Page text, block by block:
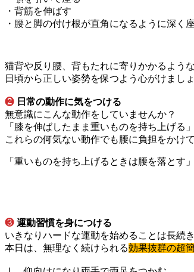
・背筋を伸ばす
・腰と脚の付け根が直角になるように深く
猫背や反り腰、背もたれに寄りかかるよう
日頃から正しい姿勢を保つよう心がけましょ
❷ 日常の動作に気をつける
無意識にこんな動作をしていませんか？
「膝を伸ばしたまま重いものを持ち上げる
これらの何気ない動作でも腰に負担をかけ
「重いものを持ち上げるときは腰を落とす
❸ 運動習慣を身につける
いきなりハードな運動を始めることは長続
本日は、無理なく続けられる効果抜群の超